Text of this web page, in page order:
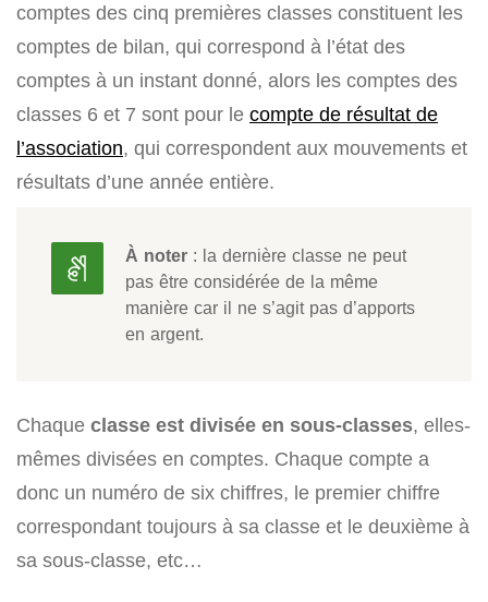
comptes des cinq premières classes constituent les
comptes de bilan, qui correspond à l’état des
comptes à un instant donné, alors les comptes des
classes 6 et 7 sont pour le compte de résultat de
l’association, qui correspondent aux mouvements et
résultats d’une année entière.
À noter : la dernière classe ne peut
pas être considérée de la même
manière car il ne s’agit pas d’apports
en argent.
Chaque classe est divisée en sous-classes, elles-
mêmes divisées en comptes. Chaque compte a
donc un numéro de six chiffres, le premier chiffre
correspondant toujours à sa classe et le deuxième à
sa sous-classe, etc…